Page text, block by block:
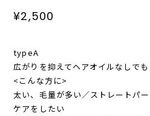
¥2,500
typeA
広がりを抑えてヘアオイルなしで
<こんな方に>
太い、毛量が多い／ストレートパ
ケアをしたい